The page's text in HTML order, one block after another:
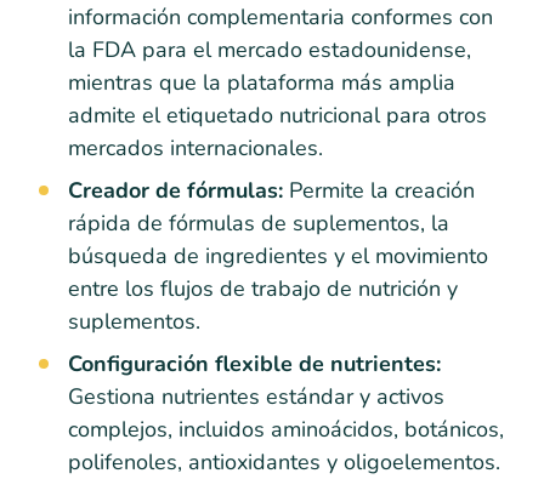
información complementaria conformes con
la FDA para el mercado estadounidense,
mientras que la plataforma más amplia
admite el etiquetado nutricional para otros
mercados internacionales.
Creador de fórmulas: Permite la creación
rápida de fórmulas de suplementos, la
búsqueda de ingredientes y el movimiento
entre los flujos de trabajo de nutrición y
suplementos.
Configuración flexible de nutrientes:
Gestiona nutrientes estándar y activos
complejos, incluidos aminoácidos, botánicos,
polifenoles, antioxidantes y oligoelementos.